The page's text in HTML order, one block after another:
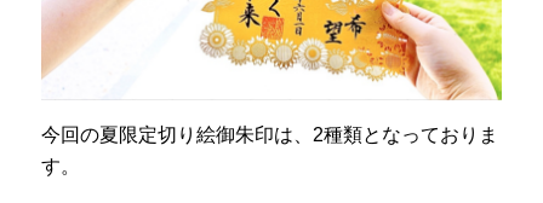
今回の夏限定切り絵御朱印は、2種類となっておりま
す。